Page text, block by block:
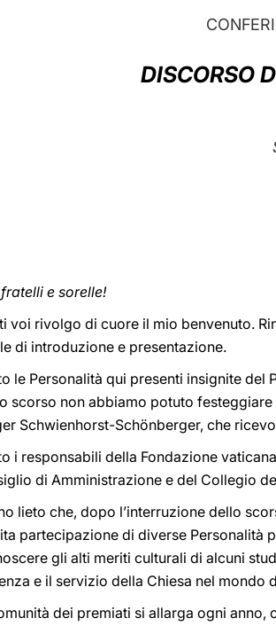
DISCORSO
e sorelle!
voi rivolgo di cuore il mio benvenuto.
di introduzione e presentazione.
le Personalità qui presenti insignite del
scorso non abbiamo potuto
Schwienhorst-Schönberger, che
i responsabili della Fondazione
di Amministrazione e del Collegio
lieto che, dopo l’interruzione dello
partecipazione di diverse Personalità
gli alti meriti culturali di alcuni
e il servizio della Chiesa nel mondo
dei premiati si allarga ogni anno,